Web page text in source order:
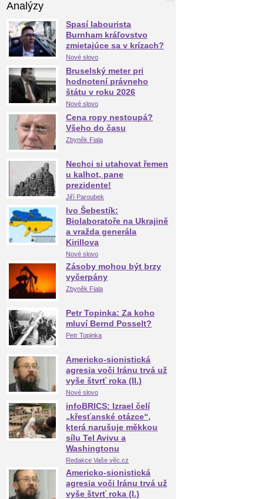
Analýzy
Spasí labourista
Burnham kráľovstvo
zmietajúce sa v krízach?
Nové slovo
Bruselský meter pri
hodnotení právneho
štátu v roku 2026
Nové slovo
Cena ropy nestoupá?
Všeho do času
Zbyněk Fiala
Nechci si utahovat řemen
u kalhot, pane
prezidente!
Jiří Paroubek
Ivo Šebestík:
Biolaboratoře na Ukrajině
a vražda generála
Kirillova
Nové slovo
Zásoby mohou být brzy
vyčerpány
Zbyněk Fiala
Petr Topinka: Za koho
mluví Bernd Posselt?
Petr Topinka
Americko-sionistická
agresia voči Iránu trvá už
vyše štvrť roka (II.)
Nové slovo
infoBRICS: Izrael čelí
„křesťanské otázce“,
která narušuje měkkou
sílu Tel Avivu a
Washingtonu
Redakce Vaše věc.cz
Americko-sionistická
agresia voči Iránu trvá už
vyše štvrť roka (I.)